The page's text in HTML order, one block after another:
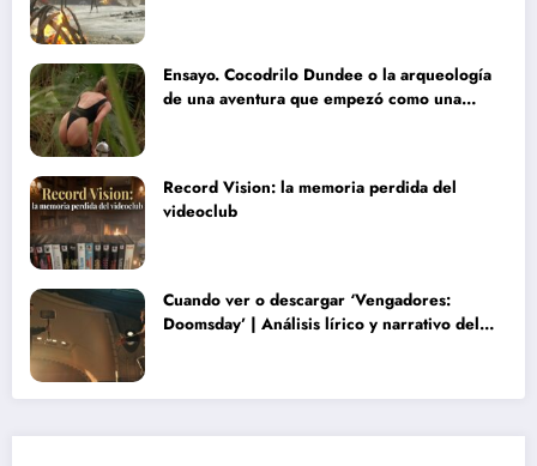
Ensayo. Cocodrilo Dundee o la arqueología
de una aventura que empezó como una
Record Vision: la memoria perdida del
videoclub
Cuando ver o descargar ‘Vengadores:
Doomsday’ | Análisis lírico y narrativo del